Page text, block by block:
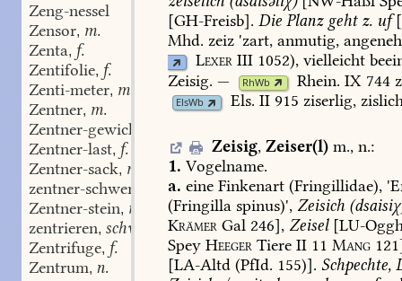
Zeng-nessel
Zensor, m.
Zenta, f.
Zentifolie, f.
Zenti-meter, m., n.
Zentner, m.
Zentner-gewicht
Zentner-last, f.
Zentner-sack, m.
zentner-schwer
Zentner-stein, m.
zentrieren, schw.
Zentrifuge, f.
Zentrum, n.
[GH-Freisb]. Die Planzgehtz. uf[
Mhd. zeiz 'zart, anmutig,
LexerIII1052),vielleicht
Zeisig. — RhWb Rhein. IX 744
ElsWb Els. II 915 ziserlig,
Zeisig, Zeiser(l) m.,n.:
1. Vogelname.
a. eine Finkenart (Fringillidae),
(Fringilla spinus)', Zeisich
Krämer Gal 246], Zeisel[LU-
Spey Heeger Tiere II 11 Mang
[LA-Altd (PfId. 155)]. Schpechte,